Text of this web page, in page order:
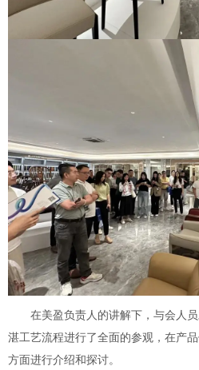
在美盈负责人的讲解下，与会人
湛工艺流程进行了全面的参观，在产
方面进行介绍和探讨。